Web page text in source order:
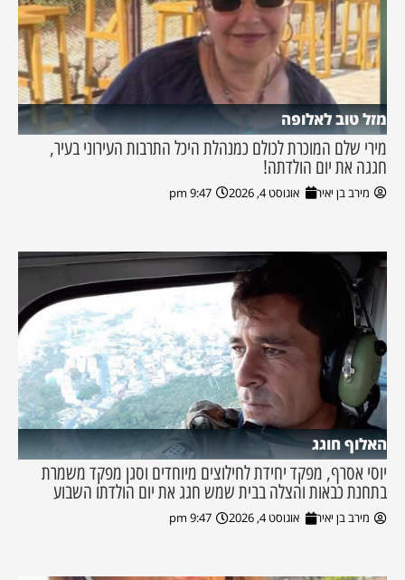
מזל טוב לאלופה
מירי שלם המוכרת לכולם כמנהלת היכל התרבות העירוני בעיר,
חגגה את יום הולדתה!
מירב בן יאיר אוגוסט 4, 2026 9:47 pm
האלוף חוגג
יוסי אסרף, מפקד יחידת לחילוצים מיוחדים וסגן מפקד משמרת
בתחנת כבאות והצלה בבית שמש חגג את יום הולדתו השבוע
מירב בן יאיר אוגוסט 4, 2026 9:47 pm